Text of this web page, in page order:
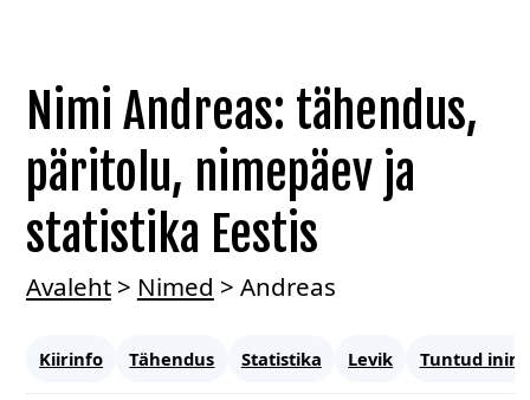
Nimi Andreas: tähendus,
päritolu, nimepäev ja
statistika Eestis
Avaleht> Nimed > Andreas
Kiirinfo Tähendus Statistika Levik Tuntud